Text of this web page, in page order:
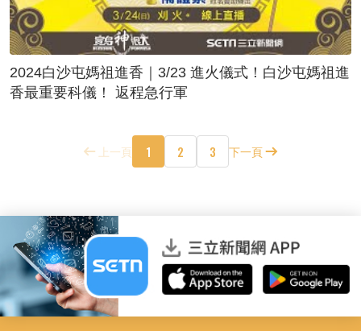
2024白沙屯媽祖進香｜3/23 進火儀式！白沙屯媽祖進
香最重要科儀！ 返程急行軍
上一頁 1 2 3 下一頁